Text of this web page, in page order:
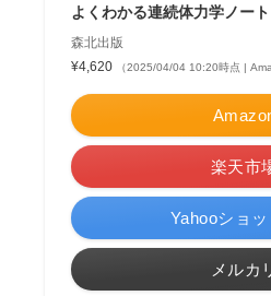
よくわかる連続体力学ノート
森北出版
¥4,620
（2025/04/04 10:20時点 |
楽天市
Yahooショ
メルカ